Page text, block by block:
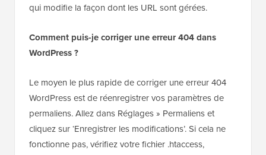
qui modifie la façon dont les URL sont gérées.
Comment puis-je corriger une erreur 404 dans
WordPress ?
Le moyen le plus rapide de corriger une erreur 404
WordPress est de réenregistrer vos paramètres de
permaliens. Allez dans Réglages » Permaliens et
cliquez sur ‘Enregistrer les modifications’. Si cela ne
fonctionne pas, vérifiez votre fichier .htaccess,